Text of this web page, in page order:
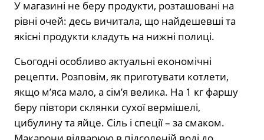
У магазині не беру продукти, розташовані на
рівні очей: десь вичитала, що найдешевші та
якісні продукти кладуть на нижні полиці.
Сьогодні особливо актуальні економічні
рецепти. Розповім, як приготувати котлети,
якщо м’яса мало, а сім’я велика. На 1 кг фаршу
беру півтори склянки сухої вермішелі,
цибулину та яйце. Сіль і спеції – за смаком.